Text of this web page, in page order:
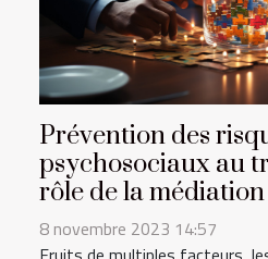
Prévention des
psychosociaux au
rôle de la médiation
8 novembre 2023 14:57